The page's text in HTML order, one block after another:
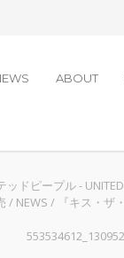
ABOUT
ッドピープル -
/ NEWS /
『キス・ザ